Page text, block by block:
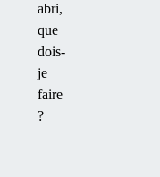
abri,
que
dois-
je
faire
?